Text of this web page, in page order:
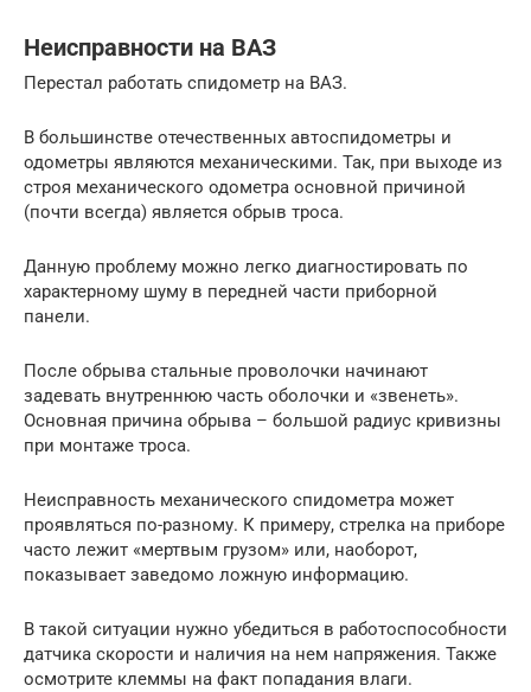
Неисправности на ВАЗ
Перестал работать спидометр на ВАЗ.
В большинстве отечественных автоспидометры и
одометры являются механическими. Так, при выходе из
строя механического одометра основной причиной
(почти всегда) является обрыв троса.
Данную проблему можно легко диагностировать по
характерному шуму в передней части приборной
панели.
После обрыва стальные проволочки начинают
задевать внутреннюю часть оболочки и «звенеть».
Основная причина обрыва – большой радиус кривизны
при монтаже троса.
Неисправность механического спидометра может
проявляться по-разному. К примеру, стрелка на приборе
часто лежит «мертвым грузом» или, наоборот,
показывает заведомо ложную информацию.
В такой ситуации нужно убедиться в работоспособности
датчика скорости и наличия на нем напряжения. Также
осмотрите клеммы на факт попадания влаги.